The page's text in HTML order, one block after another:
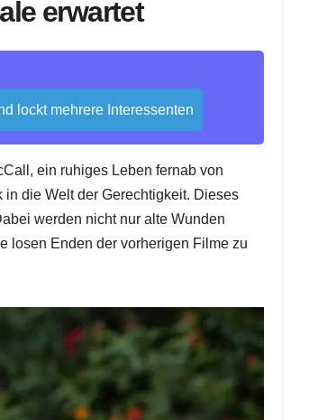
erwartet
lockt mehrere Interessenten
ein ruhiges Leben fernab von
die Welt der Gerechtigkeit. Dieses
werden nicht nur alte Wunden
losen Enden der vorherigen Filme zu